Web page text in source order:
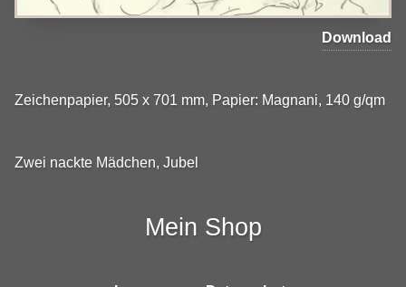
Download
Zeichenpapier, 505 x 701 mm, Papier: Magnani, 140 g/qm
Zwei nackte Mädchen, Jubel
Mein Shop